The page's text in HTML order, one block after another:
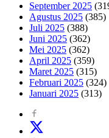
September 2025
Agustus 2025 (385)
Juli 2025 (388)
Juni 2025 (362)
Mei 2025 (362)
April 2025 (359)
Maret 2025 (315)
Februari 2025 (324)
Januari 2025 (313)